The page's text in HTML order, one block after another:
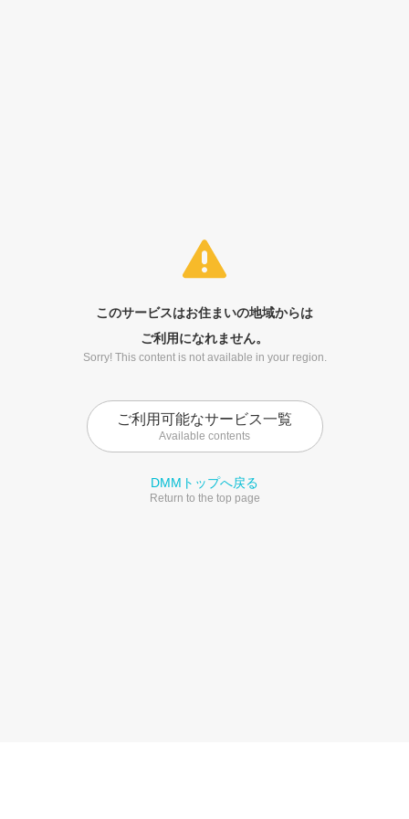
このサービスはお住まいの地域からは
ご利用になれません。
Sorry! This content is not available in your region.
ご利用可能なサービス一覧
Available contents
DMMトップへ戻る
Return to the top page